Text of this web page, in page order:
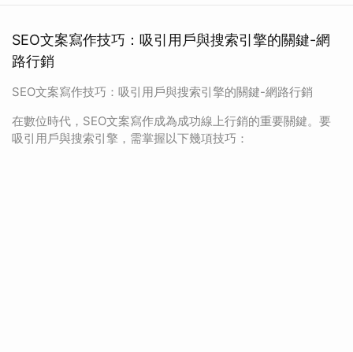
SEO文案寫作技巧：吸引用戶與搜索引擎的關鍵-網
路行銷
SEO文案寫作技巧：吸引用戶與搜索引擎的關鍵-網路行銷
在數位時代，SEO文案寫作成為成功線上行銷的重要關鍵。要
吸引用戶與搜索引擎，需掌握以下幾項技巧：